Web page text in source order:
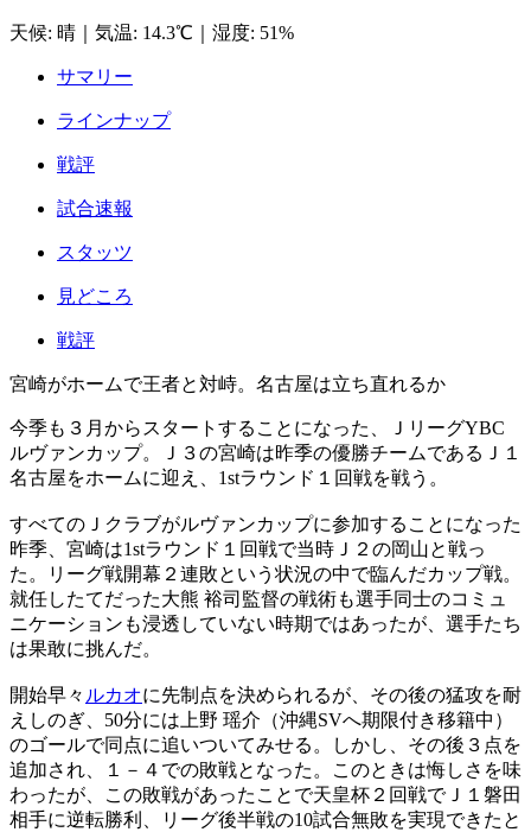
天候: 晴 気温: 14.3℃ 湿度: 51%
サマリー
ラインナップ
戦評
試合速報
スタッツ
見どころ
戦評
宮崎がホームで王者と対峙。名古屋は立ち直れるか
今季も３月からスタートすることになった、ＪリーグYBC
ルヴァンカップ。Ｊ３の宮崎は昨季の優勝チームであるＪ１
名古屋をホームに迎え、1stラウンド１回戦を戦う。
すべてのＪクラブがルヴァンカップに参加することになった
昨季、宮崎は1stラウンド１回戦で当時Ｊ２の岡山と戦っ
た。リーグ戦開幕２連敗という状況の中で臨んだカップ戦。
就任したてだった大熊 裕司監督の戦術も選手同士のコミュ
ニケーションも浸透していない時期ではあったが、選手たち
は果敢に挑んだ。
開始早々 ルカオに先制点を決められるが、その後の猛攻を耐
えしのぎ、50分には上野 瑶介（沖縄SVへ期限付き移籍中）
のゴールで同点に追いついてみせる。しかし、その後３点を
追加され、１－４での敗戦となった。このときは悔しさを味
わったが、この敗戦があったことで天皇杯２回戦でＪ１磐田
相手に逆転勝利、リーグ後半戦の10試合無敗を実現できたと